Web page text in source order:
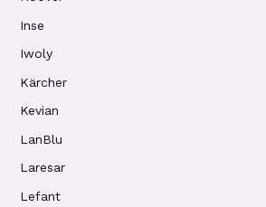
Inse
Iwoly
Kärcher
Kevian
LanBlu
Laresar
Lefant